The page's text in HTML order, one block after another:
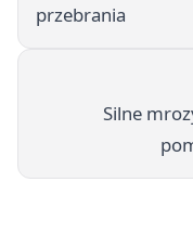
przebrania
Silne